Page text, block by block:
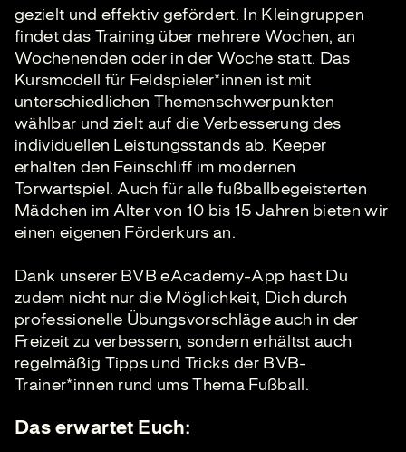
gezielt und effektiv gefördert. In Kleingruppen
findet das Training über mehrere Wochen, an
Wochenenden oder in der Woche statt. Das
Kursmodell für Feldspieler*innen ist mit
unterschiedlichen Themenschwerpunkten
wählbar und zielt auf die Verbesserung des
individuellen Leistungsstands ab. Keeper
erhalten den Feinschliff im modernen
Torwartspiel. Auch für alle fußballbegeisterten
Mädchen im Alter von 10 bis 15 Jahren bieten wir
einen eigenen Förderkurs an.
Dank unserer BVB eAcademy-App hast Du
zudem nicht nur die Möglichkeit, Dich durch
professionelle Übungsvorschläge auch in der
Freizeit zu verbessern, sondern erhältst auch
regelmäßig Tipps und Tricks der BVB-
Trainer*innen rund ums Thema Fußball.
Das erwartet Euch: